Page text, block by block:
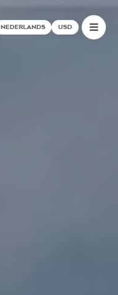
NEDERLANDS USD